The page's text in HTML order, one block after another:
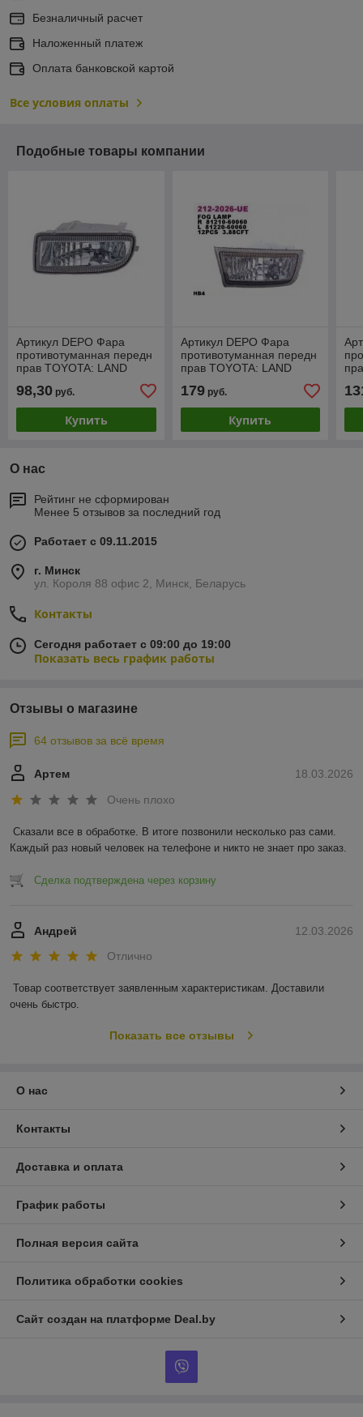
Безналичный расчет
Наложенный платеж
Оплата банковской картой
Все условия оплаты
Подобные товары компании
Артикул DEPO Фара
противотуманная передн
прав TOYOTA: LAND
(212-2018R-UE)
98,30 руб.
Купить
Артикул DEPO Фара
противотуманная передн
прав TOYOTA: LAND
01-02 (212-2026R-UE)
179руб.
Купить
О нас
Рейтинг не сформирован
Менее 5 отзывов за последний год
Работает с 09.11.2015
г. Минск
ул. Короля 88 офис 2, Минск, Беларусь
Контакты
Сегодня работает с 09:00 до 19:00
Показать весь график работы
Отзывы о магазине
64 отзывов за всё время
18.03.2026
Артем
Очень плохо
Сказали все в обработке. В итоге позвонили несколько раз сами.
Каждый раз новый человек на телефоне и никто не знает про заказ.
Сделка подтверждена через корзину
12.03.2026
Андрей
Отлично
Товар соответствует заявленным характеристикам. Доставили
очень быстро.
Показать все отзывы
О нас
Контакты
Доставка и оплата
График работы
Полная версия сайта
Политика обработки cookies
Сайт создан на платформе Deal.by